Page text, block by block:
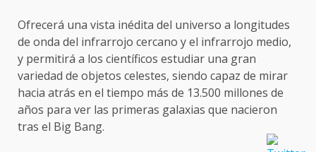
Ofrecerá una vista inédita del universo a longitudes
de onda del infrarrojo cercano y el infrarrojo medio,
y permitirá a los científicos estudiar una gran
variedad de objetos celestes, siendo capaz de mirar
hacia atrás en el tiempo más de 13.500 millones de
años para ver las primeras galaxias que nacieron
tras el Big Bang.